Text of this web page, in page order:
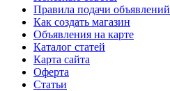
Правила подачи объявлений
Как создать магазин
Объявления на карте
Каталог статей
Карта сайта
Оферта
Статьи